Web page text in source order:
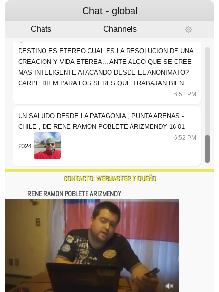
Chat - global
Chats Channels
PIEDRAS EN EL CAMINO A OTRAS PERSONAS QUE NO
QUIEREN AYUDAR A CRECER Y AL PLANETA. SI EL
DESTINO ES ETEREO CUAL ES LA RESOLUCION DE UNA
CREACION Y VIDA ETEREA... ANTE ALGO QUE SE CREE
MAS INTELIGENTE ATACANDO DESDE EL ANONIMATO?
CARPE DIEM PARA LOS SERES QUE TRABAJAN BIEN.
6:51 PM
UN SALUDO DESDE LA PATAGONIA , PUNTA ARENAS -
CHILE , DE RENE RAMON POBLETE ARIZMENDY 16-01-
2024
6:52 PM
CONTACTO: WEBMASTER Y DUEÑO
RENE RAMON POBLETE ARIZMENDY